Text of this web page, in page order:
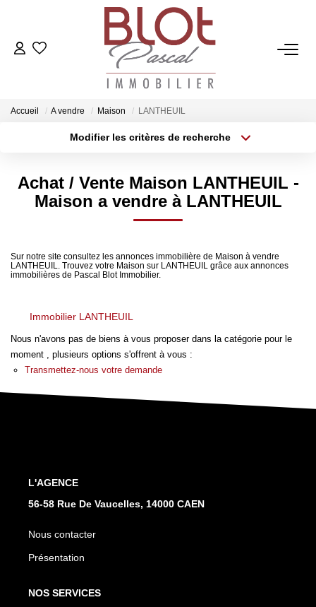
ACCUEIL
ACHETER
VENDRE
Qui Sommes-Nous
Nos Actualités
Nos Avis
OUTILS DE CALCUL
CONTACT
Accueil A vendre Maison LANTHEUIL
Modifier les critères de recherche
Surface min Budget max
Achat / Vente Maison LANTHEUIL -
Maison a vendre à LANTHEUIL
Sur notre site consultez les annonces immobilière de Maison à vendre
LANTHEUIL. Trouvez votre Maison sur LANTHEUIL grâce aux annonces
immobilières de Pascal Blot Immobilier.
Immobilier LANTHEUIL
Nous n'avons pas de biens à vous proposer dans la catégorie pour le
moment , plusieurs options s'offrent à vous :
Transmettez-nous votre demande
L'AGENCE
56-58 Rue De Vaucelles, 14000 CAEN
Nous contacter
Présentation
NOS SERVICES